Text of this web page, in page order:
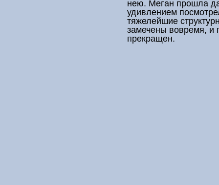
нею. Меган прошла
удивлением
тяжелейшие
замечены вовремя, и
прекращен.